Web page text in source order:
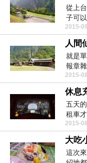
從上
子可
步道...
2015-
就是
報章
2015-
休息
五天
租車
過了
2015-
這次